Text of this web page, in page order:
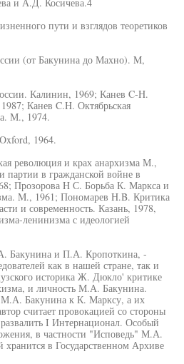
пути и взглядов теоретиков
(от Бакунина до Махно). M,
Калинин, 1969; Канев C-H.
Канев C.H. Октябрьская
М., 1974.
1964.
революция и крах анархизма М.,
в гражданской войне в
Прозорова H С. Борьба К. Маркса и
M., 1961; Пономарев H.B. Критика
и современность. Казань, 1978,
ленинизма с идеологией
Бакунина и П.А. Кропоткина, -
как в нашей стране, так и
историка Ж. Дюкло' критике
и личность М.А. Бакунина.
Бакунина к К. Марксу, а их
считает провокацией со стороны
I Интернационал. Особый
в частности "Исповедь" М.А.
в Государственном Архиве